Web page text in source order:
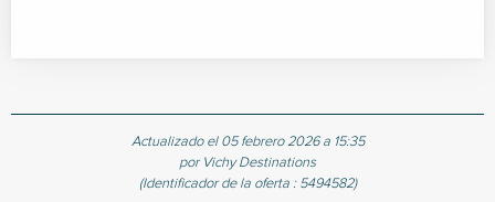
Actualizado el 05 febrero 2026 a 15:35
por Vichy Destinations
(Identificador de la oferta : 5494582)